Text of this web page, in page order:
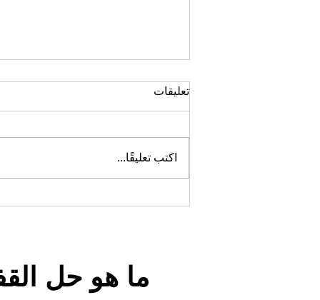
تعليقات
اكتب تعليقًا...
ما هو حل